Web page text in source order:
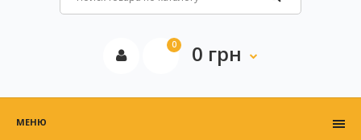
0 0 грн
МЕНЮ